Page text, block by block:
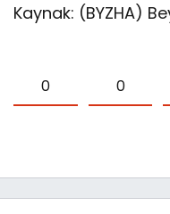
Kaynak: (BYZHA)
0 0